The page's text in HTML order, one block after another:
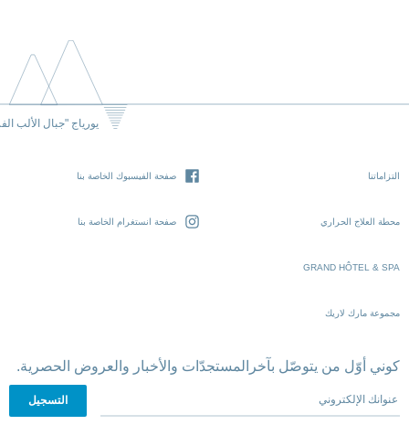
يورياج "جبال الألب
التزاماتنا
محطة العلاج الحراري
GRAND HÔTEL & SPA
مجموعة مارك لاريك
صفحة الفيسبوك الخاصة بنا
صفحة انستغرام الخاصة بنا
كوني أوّل من يتوصّل بآخرالمستجدّات والأخبار والعروض الحصرية.
عنوانك الإلكتروني